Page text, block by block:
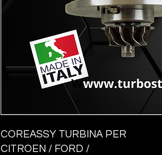
COREASSY TURBINA PER
CITROEN / FORD /